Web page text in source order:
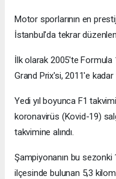
Motor sporlarının en
İstanbul'da tekrar
İlk olarak 2005'te Formula
Grand Prix'si, 2011'e kadar
Yedi yıl boyunca F1
koronavirüs (Kovid-19)
takvimine alındı.
Şampiyonanın bu sezonki
ilçesinde bulunan 5,3